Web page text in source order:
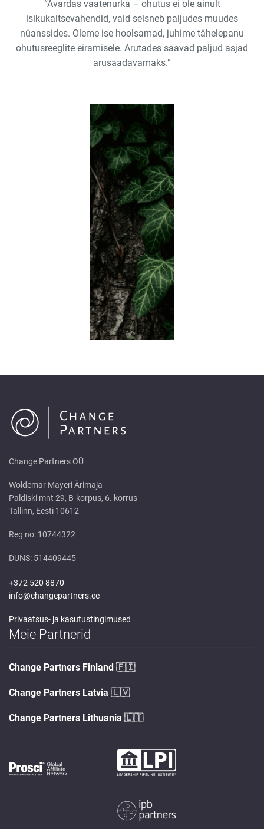
“Avardas vaatenurka – ohutus ei ole ainult
isikukaitsevahendid, vaid seisneb paljudes muudes
nüanssides. Oleme ise hoolsamad, juhime tähelepanu
ohutusreeglite eiramisele. Arutades saavad paljud asjad
arusaadavamaks.”
Change Partners OÜ
Woldemar Mayeri Ärimaja
Paldiski mnt 29, B-korpus, 6. korrus
Tallinn, Eesti 10612
Reg no: 10744322
DUNS: 514409445
+372 520 8870
info@changepartners.ee
Privaatsus- ja kasutustingimused
Meie Partnerid
Change Partners Finland 🇫🇮
Change Partners Latvia 🇱🇻
Change Partners Lithuania 🇱🇹